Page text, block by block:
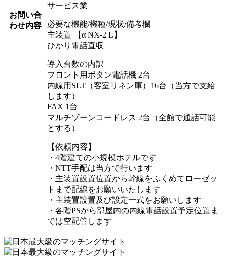
お問い合
わせ内容
サービス業
必要な機能/機種/現状/備考欄
主装置 【α NX-2 L】
ひかり電話直収
導入台数の内訳
フロント用ボタン電話機 2台
内線用SLT（客室リネン庫）16台（当方で支給
します）
FAX 1台
マルチゾーンコードレス 2台（全館で通話可能
とする）
【依頼内容】
・4階建ての小規模ホテルです
・NTT手配は当方で行います
・主装置設置位置から幹線をふくめてローゼッ
トまで配線をお願いいたします
・主装置設置及び設定一式をお願いします
・各階PSから部屋内の内線電話設置予定位置ま
では空配管します